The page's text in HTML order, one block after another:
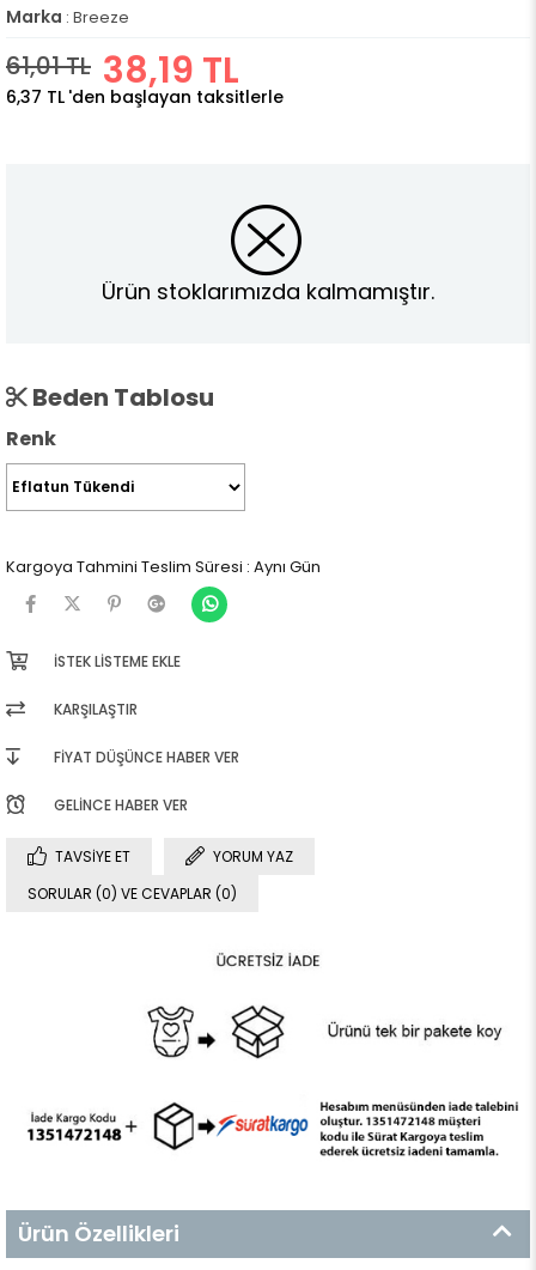
Marka : Breeze
61,01 TL 38,19 TL
6,37 TL 'den başlayan taksitlerle
Ürün stoklarımızda kalmamıştır.
Beden Tablosu
Renk
Kargoya Tahmini Teslim Süresi : Aynı Gün
İSTEK LISTEME EKLE
KARŞILAŞTIR
FIYAT DÜŞÜNCE HABER VER
GELINCE HABER VER
TAVSIYE ET
YORUM YAZ
SORULAR (0) VE CEVAPLAR (0)
Ürün Özellikleri